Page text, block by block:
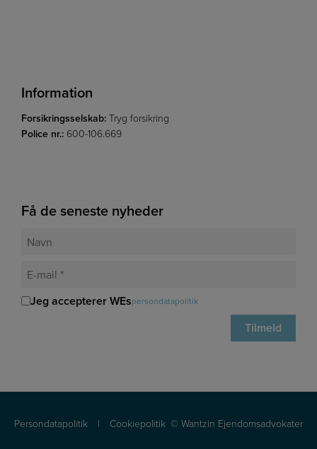
Information
Forsikringsselskab: Tryg forsikring
Police nr.: 600-106.669
Få de seneste nyheder
Jeg accepterer WEspersondatapolitik
Persondatapolitik | Cookiepolitik © Wantzin Ejendomsadvokater